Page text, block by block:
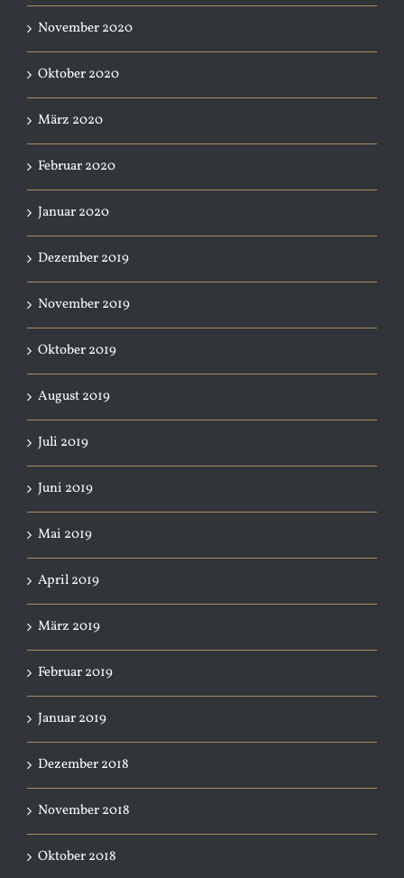
November 2020
Oktober 2020
März 2020
Februar 2020
Januar 2020
Dezember 2019
November 2019
Oktober 2019
August 2019
Juli 2019
Juni 2019
Mai 2019
April 2019
März 2019
Februar 2019
Januar 2019
Dezember 2018
November 2018
Oktober 2018